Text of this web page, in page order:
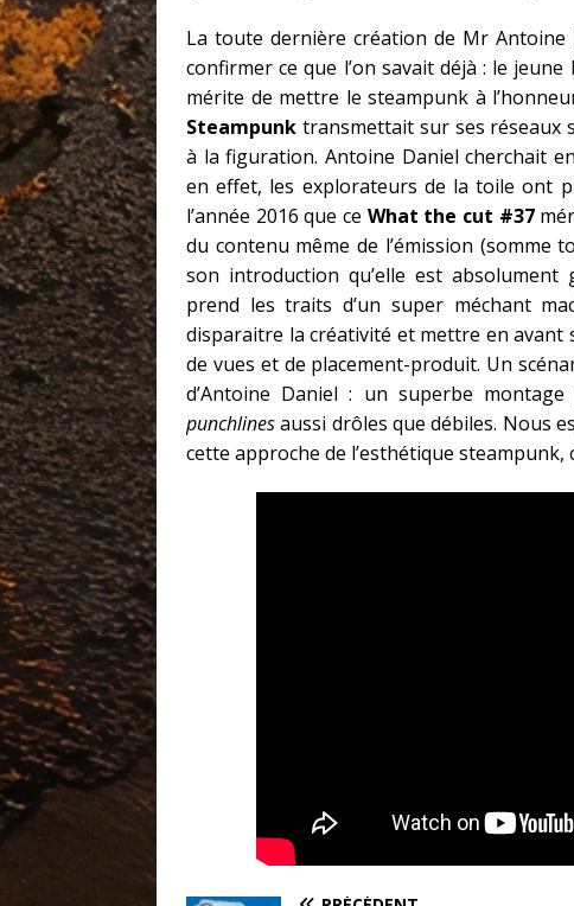
La toute dernière création de Mr
confirmer ce que l’on savait déjà : le
mérite de mettre le steampunk à
Steampunk transmettait sur ses réseaux
à la figuration. Antoine Daniel cherchait
en effet, les explorateurs de la toile ont
l’année 2016 que ce What the cut #37
du contenu même de l’émission (somme
son introduction qu’elle est
prend les traits d’un super méchant
disparaitre la créativité et mettre en avant
de vues et de placement-produit. Un
d’Antoine Daniel : un superbe
punchlinesaussi drôles que débiles. Nous
cette approche de l’esthétique